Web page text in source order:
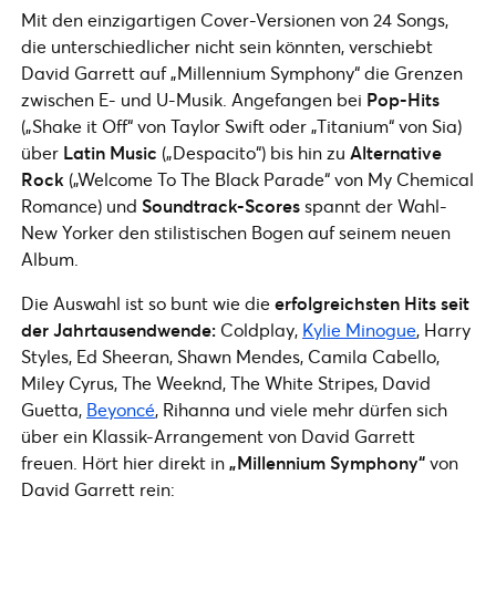
Mit den einzigartigen Cover-Versionen von 24 Songs,
die unterschiedlicher nicht sein könnten, verschiebt
David Garrett auf „Millennium Symphony“ die Grenzen
zwischen E- und U-Musik. Angefangen bei Pop-Hits
(„Shake it Off“ von Taylor Swift oder „Titanium“ von Sia)
über Latin Music („Despacito“) bis hin zu Alternative
Rock („Welcome To The Black Parade“ von My Chemical
Romance) und Soundtrack-Scoresspannt der Wahl-
New Yorker den stilistischen Bogen auf seinem neuen
Album.
Die Auswahl ist so bunt wie dieerfolgreichsten Hits seit
der Jahrtausendwende: Coldplay, Kylie Minogue, Harry
Styles, Ed Sheeran, Shawn Mendes, Camila Cabello,
Miley Cyrus, The Weeknd, The White Stripes, David
Guetta, Beyoncé, Rihanna und viele mehr dürfen sich
über ein Klassik-Arrangement von David Garrett
freuen. Hört hier direkt in„Millennium Symphony“von
David Garrett rein: